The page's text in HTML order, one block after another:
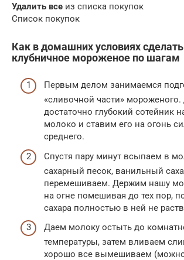
Удалить все из списка покупок
Список покупок
Как в домашних условиях
клубничное мороженое по шагам
Первым делом занимаемся
«сливочной части» мороженого.
достаточно глубокий сотейник
молоко и ставим его на огонь
среднего.
Спустя пару минут всыпаем в
сахарный песок, ванильный
перемешиваем. Держим нашу
на огне помешивая до тех пор,
сахара полностью в ней не
Даем молоку остыть до
температуры, затем вливаем
хорошо все вымешиваем